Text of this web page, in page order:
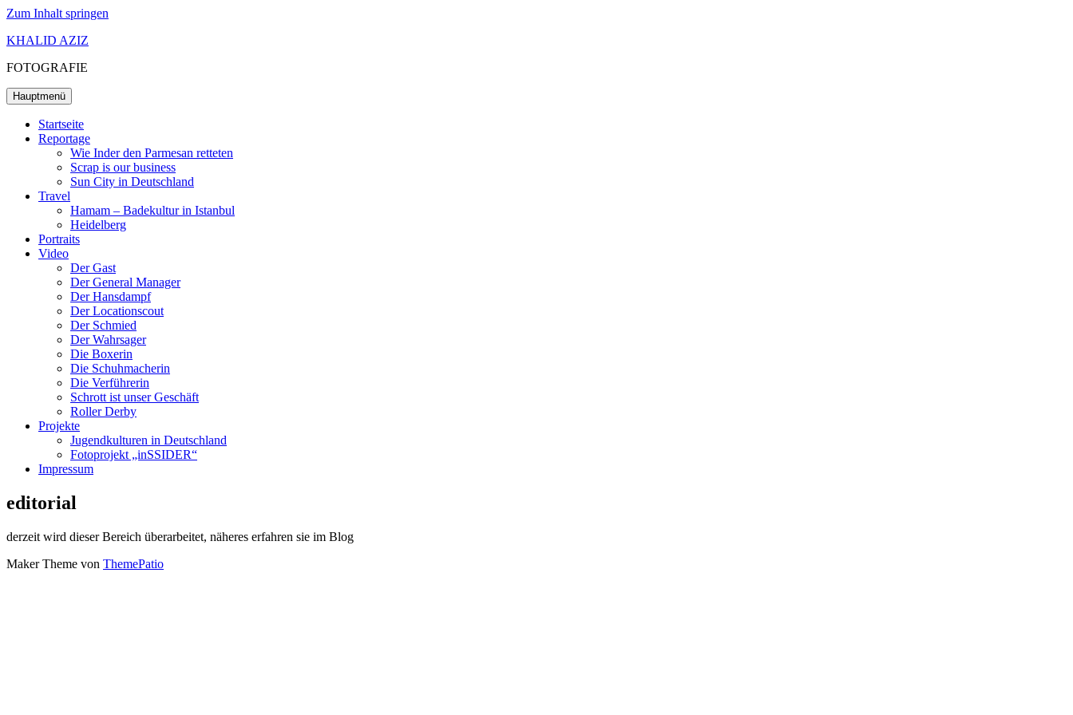
Zum Inhalt springen
KHALID AZIZ
FOTOGRAFIE
Hauptmenü
Startseite
Reportage
Wie Inder den Parmesan retteten
Scrap is our business
Sun City in Deutschland
Travel
Hamam – Badekultur in Istanbul
Heidelberg
Portraits
Video
Der Gast
Der General Manager
Der Hansdampf
Der Locationscout
Der Schmied
Der Wahrsager
Die Boxerin
Die Schuhmacherin
Die Verführerin
Schrott ist unser Geschäft
Roller Derby
Projekte
Jugendkulturen in Deutschland
Fotoprojekt „inSSIDER“
Impressum
editorial
derzeit wird dieser Bereich überarbeitet, näheres erfahren sie im Blog
Maker Theme von ThemePatio